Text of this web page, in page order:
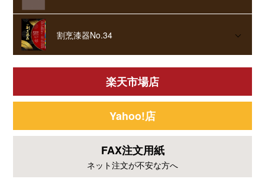
割烹漆器No.34
楽天市場店
Yahoo!店
FAX注文用紙
ネット注文が不安な方へ